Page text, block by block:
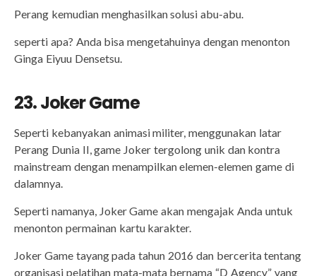
Perang kemudian menghasilkan solusi abu-abu.
seperti apa? Anda bisa mengetahuinya dengan menonton
Ginga Eiyuu Densetsu.
23. Joker Game
Seperti kebanyakan animasi militer, menggunakan latar
Perang Dunia II, game Joker tergolong unik dan kontra
mainstream dengan menampilkan elemen-elemen game di
dalamnya.
Seperti namanya, Joker Game akan mengajak Anda untuk
menonton permainan kartu karakter.
Joker Game tayang pada tahun 2016 dan bercerita tentang
organisasi pelatihan mata-mata bernama “D Agency” yang